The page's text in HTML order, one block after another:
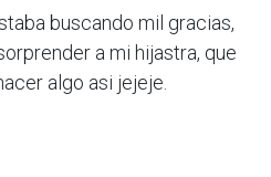
buscando mil gracias,
a mi hijastra, que
algo asi jejeje.